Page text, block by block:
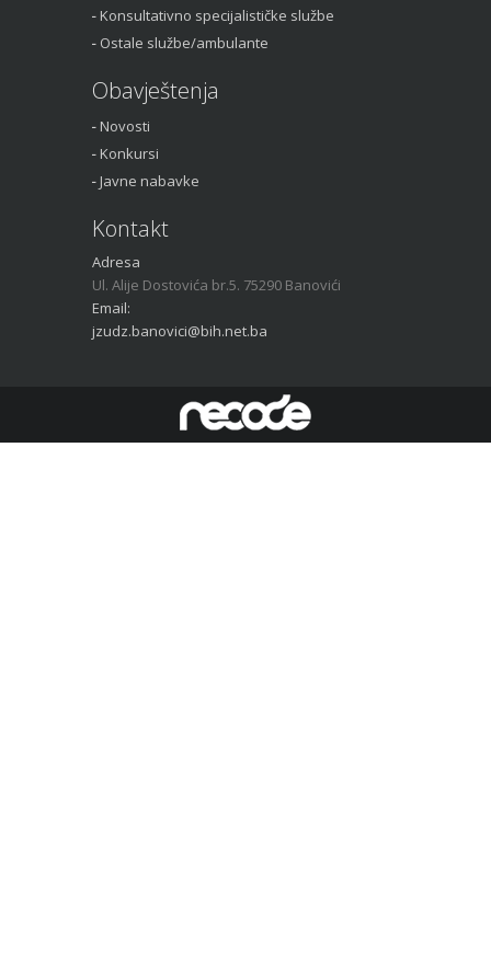
Konsultativno specijalističke službe
Ostale službe/ambulante
Obavještenja
Novosti
Konkursi
Javne nabavke
Kontakt
Adresa
Ul. Alije Dostovića br.5. 75290 Banovići
Email:
jzudz.banovici@bih.net.ba